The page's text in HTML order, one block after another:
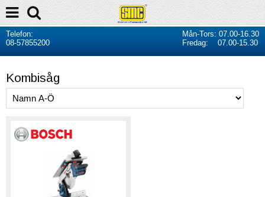
Telefon:
08-57855200
Mån-Tors: 07.00-16.30
Fredag: 07.00-15.30
Kombisåg